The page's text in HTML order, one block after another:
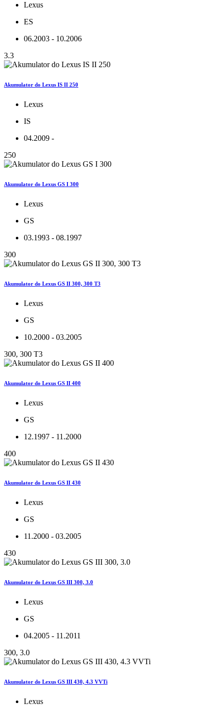
Lexus
ES
06.2003 - 10.2006
3.3
Akumulator do Lexus IS II 250
Lexus
IS
04.2009 -
250
Akumulator do Lexus GS I 300
Lexus
GS
03.1993 - 08.1997
300
Akumulator do Lexus GS II 300, 300 T3
Lexus
GS
10.2000 - 03.2005
300, 300 T3
Akumulator do Lexus GS II 400
Lexus
GS
12.1997 - 11.2000
400
Akumulator do Lexus GS II 430
Lexus
GS
11.2000 - 03.2005
430
Akumulator do Lexus GS III 300, 3.0
Lexus
GS
04.2005 - 11.2011
300, 3.0
Akumulator do Lexus GS III 430, 4.3 VVTi
Lexus